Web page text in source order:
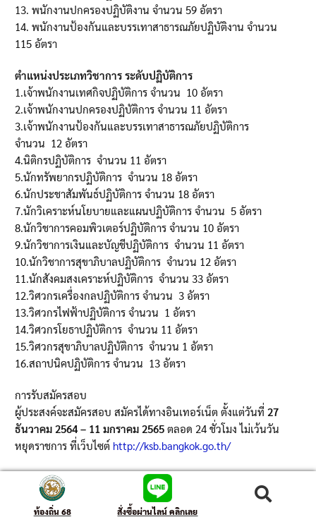
13. พนักงานปกครองปฏิบัติงาน จํานวน 59 อัตรา
14. พนักงานป้องกันและบรรเทาสาธารณภัยปฏิบัติงาน จํานวน
115 อัตรา
ตำแหน่งประเภทวิชาการ ระดับปฏิบัติการ
1.เจ้าพนักงานเทศกิจปฏิบัติการ จำนวน 10 อัตรา
2.เจ้าพนักงานปกครองปฏิบัติการ จำนวน 11 อัตรา
3.เจ้าพนักงานป้องกันและบรรเทาสาธารณภัยปฏิบัติการ
จำนวน 12 อัตรา
4.นิติกรปฏิบัติการ จำนวน 11 อัตรา
5.นักทรัพยากรปฏิบัติการ จำนวน 18 อัตรา
6.นักประชาสัมพันธ์ปฏิบัติการ จำนวน 18 อัตรา
7.นักวิเคราะห์นโยบายและแผนปฏิบัติการ จำนวน 5 อัตรา
8.นักวิชาการคอมพิวเตอร์ปฏิบัติการ จำนวน 10 อัตรา
9.นักวิชาการเงินและบัญชีปฏิบัติการ จำนวน 11 อัตรา
10.นักวิชาการสุขาภิบาลปฏิบัติการ จำนวน 12 อัตรา
11.นักสังคมสงเคราะห์ปฏิบัติการ จำนวน 33 อัตรา
12.วิศวกรเครื่องกลปฏิบัติการ จำนวน 3 อัตรา
13.วิศวกรไฟฟ้าปฏิบัติการ จำนวน 1 อัตรา
14.วิศวกรโยธาปฏิบัติการ จำนวน 11 อัตรา
15.วิศวกรสุขาภิบาลปฏิบัติการ จำนวน 1 อัตรา
16.สถาปนิคปฏิบัติการ จำนวน 13 อัตรา
การรับสมัครสอบ
ผู้ประสงค์จะสมัครสอบ สมัครได้ทางอินเทอร์เน็ต ตั้งแต่วันที่27
ธันวาคม 2564 – 11 มกราคม 2565 ตลอด 24 ชั่วโมง ไม่เว้นวัน
หยุดราชการ ที่เว็บไซต์ http://ksb.bangkok.go.th/
342 total views , 1 views today
ท้องถิ่น 68 สั่งซื้อผ่านไลน์ คลิกเลย